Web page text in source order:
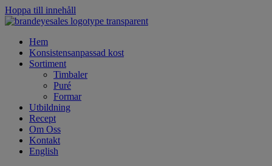
Hoppa till innehåll
Hem
Konsistensanpassad kost
Sortiment
Timbaler
Puré
Formar
Utbildning
Recept
Om Oss
Kontakt
English